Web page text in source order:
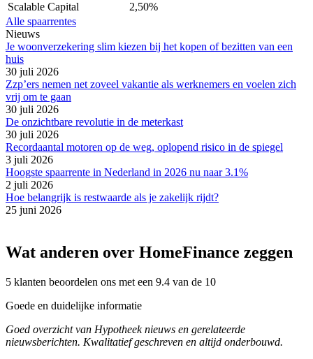
Scalable Capital
2,50%
Alle spaarrentes
Nieuws
Je woonverzekering slim kiezen bij het kopen of bezitten van een
huis
30 juli 2026
Zzp’ers nemen net zoveel vakantie als werknemers en voelen zich
vrij om te gaan
30 juli 2026
De onzichtbare revolutie in de meterkast
30 juli 2026
Recordaantal motoren op de weg, oplopend risico in de spiegel
3 juli 2026
Hoogste spaarrente in Nederland in 2026 nu naar 3.1%
2 juli 2026
Hoe belangrijk is restwaarde als je zakelijk rijdt?
25 juni 2026
Wat anderen over HomeFinance zeggen
5 klanten beoordelen ons met een 9.4 van de 10
Goede en duidelijke informatie
Goed overzicht van Hypotheek nieuws en gerelateerde
nieuwsberichten. Kwalitatief geschreven en altijd onderbouwd.